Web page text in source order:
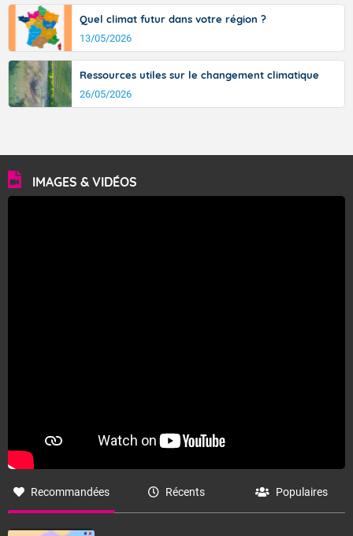
Quel climat futur dans votre région ?
13/05/2026
Ressources utiles sur le changement climatique
26/05/2026
IMAGES & VIDÉOS
Recommandées Récents Populaires